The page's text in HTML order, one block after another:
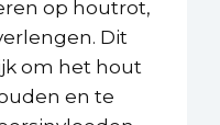
op houtrot,
Dit
om het hout
en te